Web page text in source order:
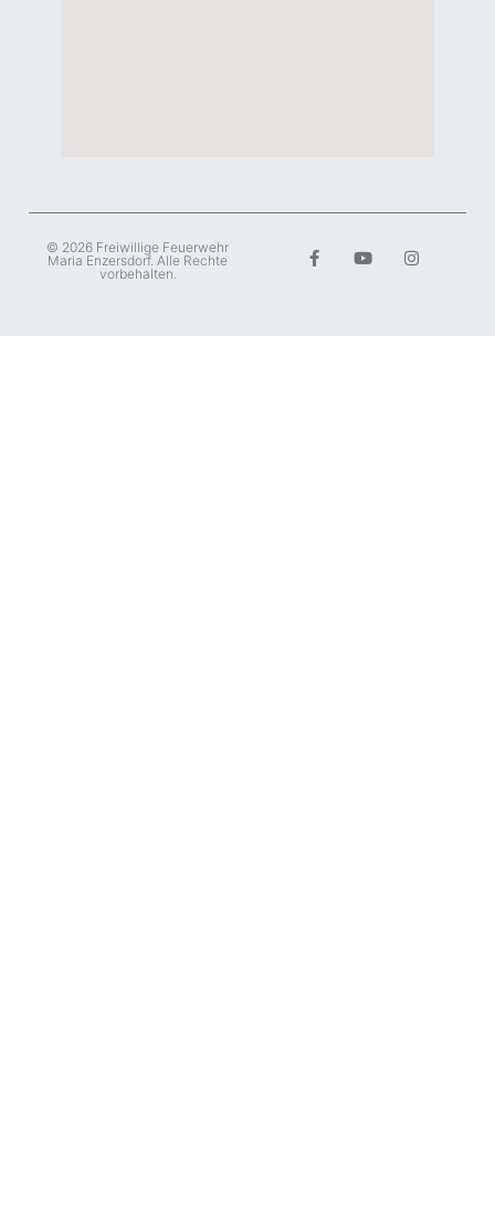
© 2026 Freiwillige Feuerwehr
Maria Enzersdorf. Alle Rechte
vorbehalten.